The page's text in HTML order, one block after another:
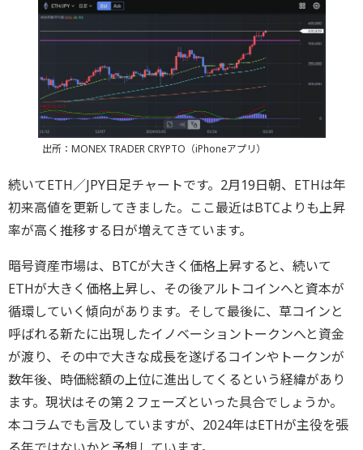
出所：MONEX TRADER CRYPTO（iPhoneアプリ）
続いてETH／JPY日足チャートです。2月19日朝、ETHは年
初来高値を更新してきました。ここ最近はBTCよりも上昇
率が高く推移する日が増えてきています。
暗号資産市場は、BTCが大きく価格上昇すると、続いて
ETHが大きく価格上昇し、その後アルトコインへと資本が
循環していく傾向があります。そして最後に、草コインと
呼ばれる新たに出現したイノベーショントークンへと資金
が渡り、その中で大きな成長を遂げるコインやトークンが
数年後、時価総額の上位に進出してくるという経緯があり
ます。現状はその第２フェーズといった具合でしょうか。
本コラムでも言及していますが、2024年はETHが主役を張